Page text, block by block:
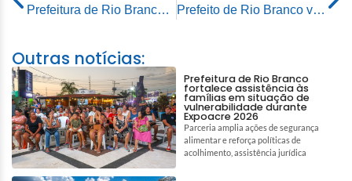
Prefeitura de Rio Branco fará intervenção em erosão que atingiu estrada do Quixadá
Prefeito de Rio Branco vistoria obras nos bairros Vitória e Chico Mendes e reforça avanço do programa Prefeitura nas Ruas
Outras notícias:
Prefeitura de Rio Branco
fortalece assistência às
famílias em situação de
vulnerabilidade durante
Expoacre 2026
Parceria amplia ações de segurança
alimentar e reforça políticas de
acolhimento, assistência jurídica